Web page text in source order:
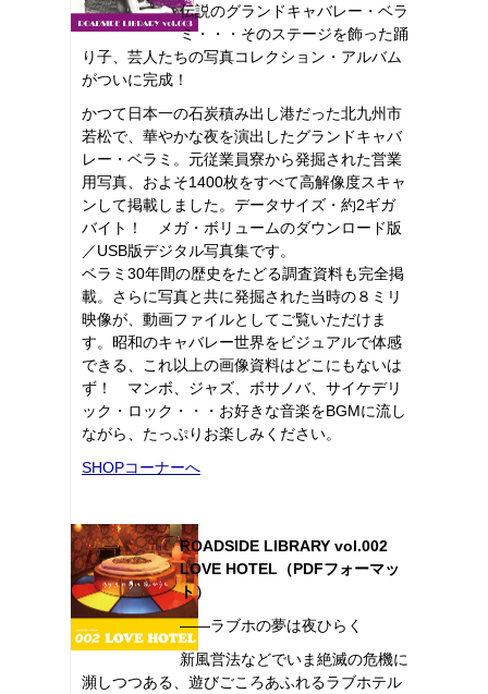
伝説のグランドキャバレー・ベラ
ミ・・・そのステージを飾った踊
り子、芸人たちの写真コレクション・アルバム
がついに完成！
かつて日本一の石炭積み出し港だった北九州市
若松で、華やかな夜を演出したグランドキャバ
レー・ベラミ。元従業員寮から発掘された営業
用写真、およそ1400枚をすべて高解像度スキャ
ンして掲載しました。データサイズ・約2ギガ
バイト！ メガ・ボリュームのダウンロード版
／USB版デジタル写真集です。
ベラミ30年間の歴史をたどる調査資料も完全掲
載。さらに写真と共に発掘された当時の８ミリ
映像が、動画ファイルとしてご覧いただけま
す。昭和のキャバレー世界をビジュアルで体感
できる、これ以上の画像資料はどこにもないは
ず！ マンボ、ジャズ、ボサノバ、サイケデリ
ック・ロック・・・お好きな音楽をBGMに流し
ながら、たっぷりお楽しみください。
SHOPコーナーへ
ROADSIDE LIBRARY vol.002
LOVE HOTEL（PDFフォーマッ
ト）
――ラブホの夢は夜ひらく
新風営法などでいま絶滅の危機に
瀕しつつある、遊びごころあふれるラブホテル